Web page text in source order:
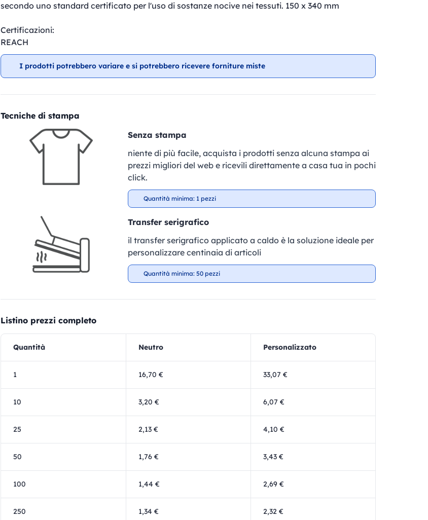
secondo uno standard certificato per l'uso di sostanze nocive nei tessuti. 150 x 340 mm
Certificazioni:
REACH
I prodotti potrebbero variare e si potrebbero ricevere forniture miste
Tecniche di stampa
Senza stampa
niente di più facile, acquista i prodotti senza alcuna stampa ai
prezzi migliori del web e ricevili direttamente a casa tua in pochi
click.
Quantità minima: 1 pezzi
Transfer serigrafico
il transfer serigrafico applicato a caldo è la soluzione ideale per
personalizzare centinaia di articoli
Quantità minima: 50 pezzi
Listino prezzi completo
Quantità Neutro Personalizzato
1 16,70 € 33,07 €
10 3,20 € 6,07 €
25 2,13 € 4,10 €
50 1,76 € 3,43 €
100 1,44 € 2,69 €
250 1,34 € 2,32 €